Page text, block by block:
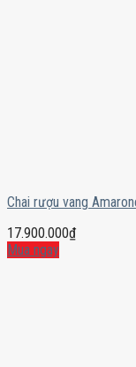
Chai rượu vang
17.900.000₫
Mua ngay